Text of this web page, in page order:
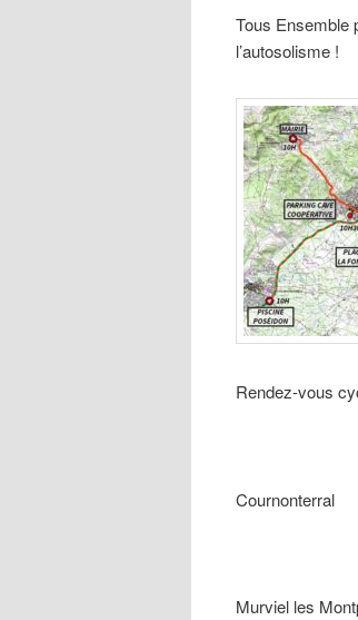
Tous Ensemble
l’autosolisme !
Rendez-vous
Murviel les